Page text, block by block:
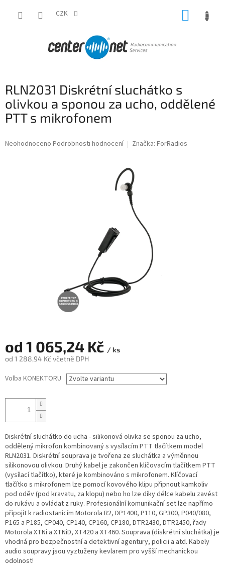
CZK
RLN2031 Diskrétní sluchátko s
olivkou a sponou za ucho, oddělené
PTT s mikrofonem
Průměrné
Neohodnoceno Podrobnosti hodnocení Značka: ForRadios
od 1 065,24 Kč / ks
od 1 288,94 Kč včetně DPH
cena:
Volba KONEKTORU
Diskrétní sluchátko do ucha - silikonová olivka se sponou za ucho,
oddělený mikrofon kombinovaný s vysílacím PTT tlačítkem model
RLN2031. Diskrétní souprava je tvořena ze sluchátka a výměnnou
silikonovou olivkou. Druhý kabel je zakončen klíčovacím tlačítkem PTT
(vysílací tlačítko), které je kombinováno s mikrofonem. Klíčovací
tlačítko s mikrofonem lze pomocí kovového klipu připnout kamkoliv
pod oděv (pod kravatu, za klopu) nebo ho lze díky délce kabelu zavést
do rukávu a ovládat z ruky. Profesionální komunikační set lze napřímo
připojit k radiostanicím Motorola R2, DP1400, P110, GP300, P040/080,
P165 a P185, CP040, CP140, CP160, CP180, DTR2430, DTR2450, řady
Motorola XTNi a XTNiD, XT420 a XT460. Souprava (diskrétní sluchátka) je
vhodná pro bezpečnostní a detektivní agentury, policii a atd. Kabely
audio soupravy jsou vyztuženy kevlarem pro vyšší mechanickou
odolnost!